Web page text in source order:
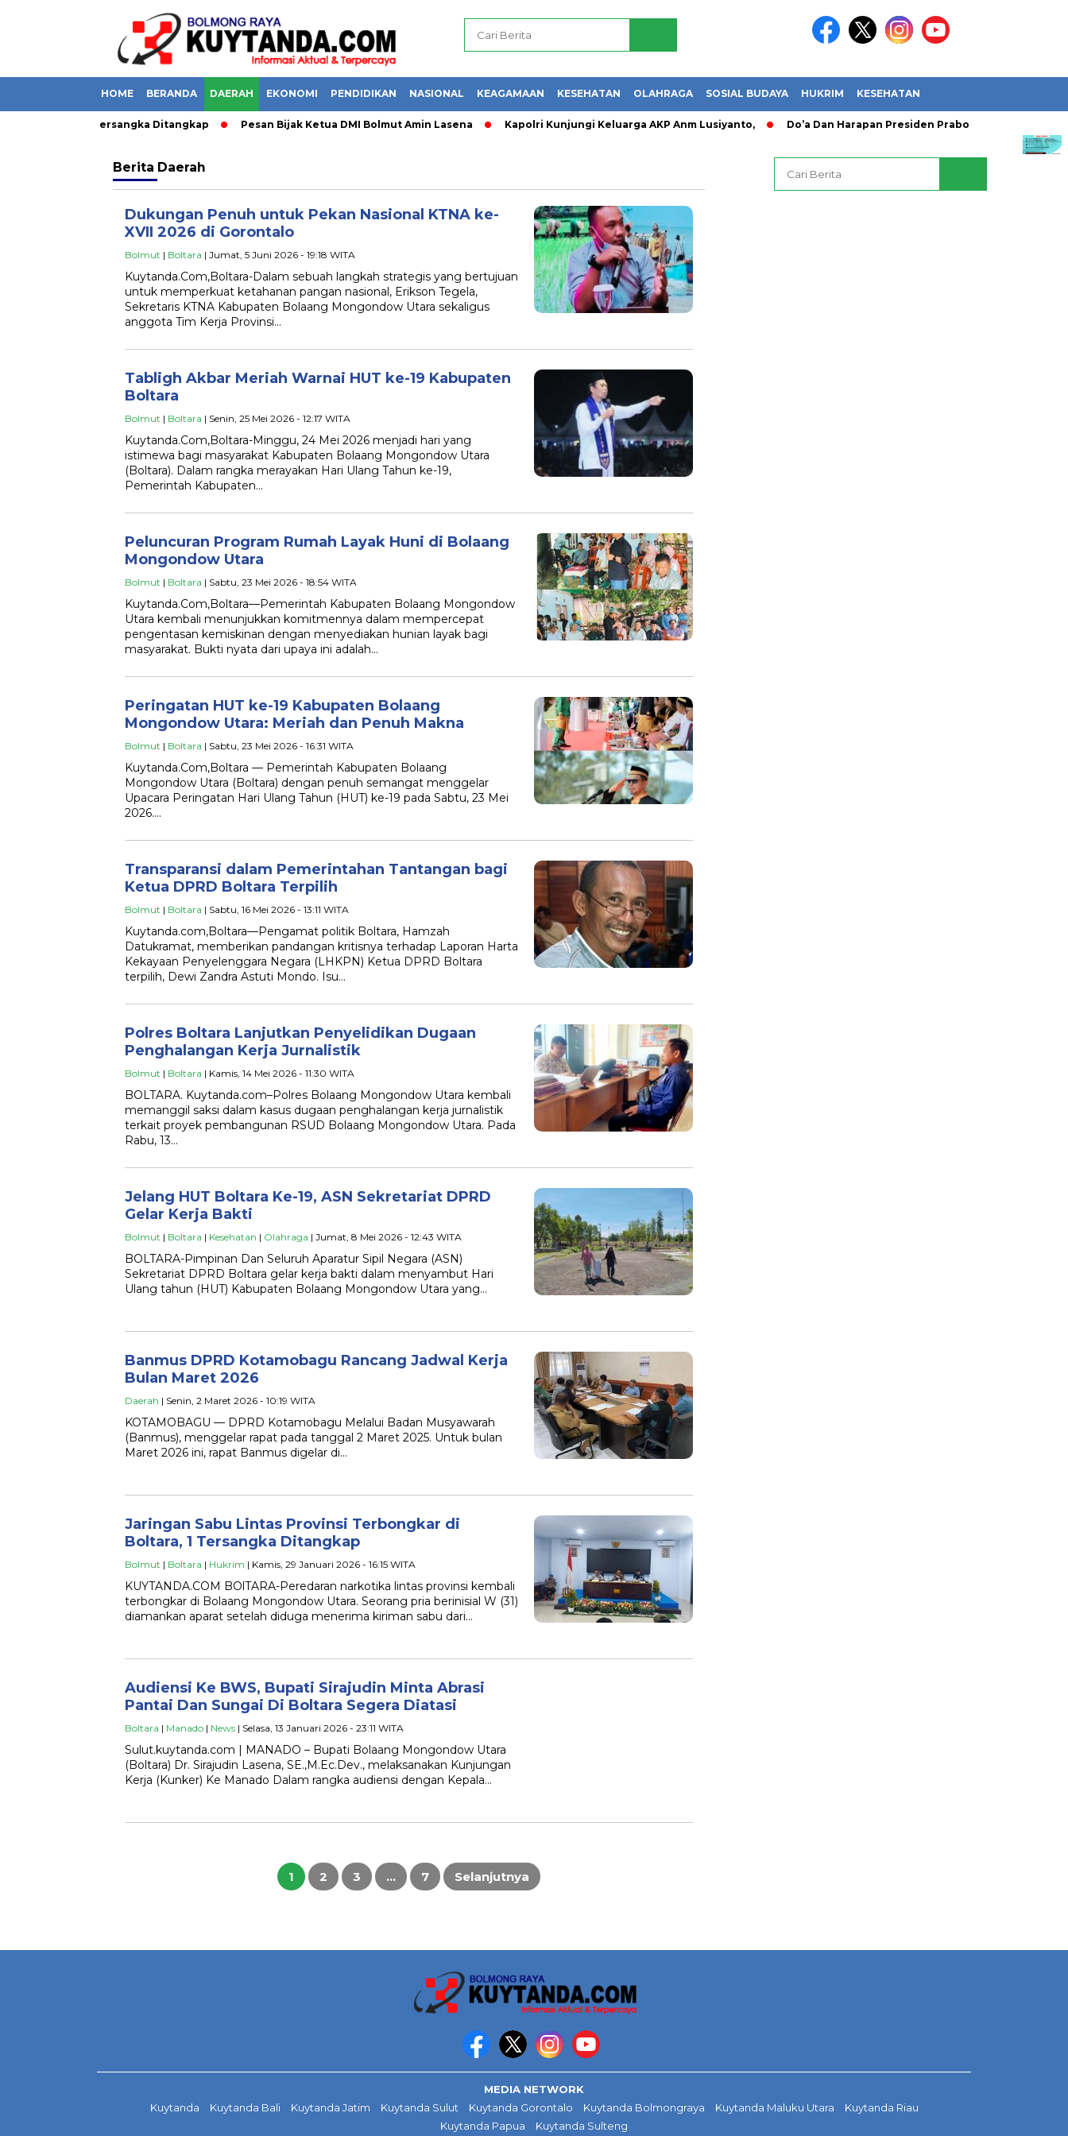
HOME BERANDA DAERAH EKONOMI PENDIDIKAN NASIONAL KEAGAMAAN KESEHATAN OLAHRAGA SOSIAL BUDAYA HUKRIM KESEHATAN
Boltara, 1 Tersangka Ditangkap Pesan Bijak Ketua DMI Bolmut Amin Lasena Kapolri Kunjungi Keluarga AKP Anm Lusiyanto, Do’a Dan Harapan Presiden Prabowo Usai Timnas
Berita Daerah
Dukungan Penuh untuk Pekan Nasional KTNA ke-
XVII 2026 di Gorontalo
Bolmut | Boltara | Jumat, 5 Juni 2026 - 19:18 WITA
Kuytanda.Com,Boltara-Dalam sebuah langkah strategis yang bertujuan
untuk memperkuat ketahanan pangan nasional, Erikson Tegela,
Sekretaris KTNA Kabupaten Bolaang Mongondow Utara sekaligus
anggota Tim Kerja Provinsi…
Tabligh Akbar Meriah Warnai HUT ke-19 Kabupaten
Boltara
Bolmut | Boltara | Senin, 25 Mei 2026 - 12:17 WITA
Kuytanda.Com,Boltara-Minggu, 24 Mei 2026 menjadi hari yang
istimewa bagi masyarakat Kabupaten Bolaang Mongondow Utara
(Boltara). Dalam rangka merayakan Hari Ulang Tahun ke-19,
Pemerintah Kabupaten…
Peluncuran Program Rumah Layak Huni di Bolaang
Mongondow Utara
Bolmut | Boltara | Sabtu, 23 Mei 2026 - 18:54 WITA
Kuytanda.Com,Boltara—Pemerintah Kabupaten Bolaang Mongondow
Utara kembali menunjukkan komitmennya dalam mempercepat
pengentasan kemiskinan dengan menyediakan hunian layak bagi
masyarakat. Bukti nyata dari upaya ini adalah…
Peringatan HUT ke-19 Kabupaten Bolaang
Mongondow Utara: Meriah dan Penuh Makna
Bolmut | Boltara | Sabtu, 23 Mei 2026 - 16:31 WITA
Kuytanda.Com,Boltara — Pemerintah Kabupaten Bolaang
Mongondow Utara (Boltara) dengan penuh semangat menggelar
Upacara Peringatan Hari Ulang Tahun (HUT) ke-19 pada Sabtu, 23 Mei
2026….
Transparansi dalam Pemerintahan Tantangan bagi
Ketua DPRD Boltara Terpilih
Bolmut | Boltara | Sabtu, 16 Mei 2026 - 13:11 WITA
Kuytanda.com,Boltara—Pengamat politik Boltara, Hamzah
Datukramat, memberikan pandangan kritisnya terhadap Laporan Harta
Kekayaan Penyelenggara Negara (LHKPN) Ketua DPRD Boltara
terpilih, Dewi Zandra Astuti Mondo. Isu…
Polres Boltara Lanjutkan Penyelidikan Dugaan
Penghalangan Kerja Jurnalistik
Bolmut | Boltara | Kamis, 14 Mei 2026 - 11:30 WITA
BOLTARA. Kuytanda.com–Polres Bolaang Mongondow Utara kembali
memanggil saksi dalam kasus dugaan penghalangan kerja jurnalistik
terkait proyek pembangunan RSUD Bolaang Mongondow Utara. Pada
Rabu, 13…
Jelang HUT Boltara Ke-19, ASN Sekretariat DPRD
Gelar Kerja Bakti
Bolmut | Boltara | Kesehatan | Olahraga | Jumat, 8 Mei 2026 - 12:43 WITA
BOLTARA-Pimpinan Dan Seluruh Aparatur Sipil Negara (ASN)
Sekretariat DPRD Boltara gelar kerja bakti dalam menyambut Hari
Ulang tahun (HUT) Kabupaten Bolaang Mongondow Utara yang…
Banmus DPRD Kotamobagu Rancang Jadwal Kerja
Bulan Maret 2026
Daerah | Senin, 2 Maret 2026 - 10:19 WITA
KOTAMOBAGU — DPRD Kotamobagu Melalui Badan Musyawarah
(Banmus), menggelar rapat pada tanggal 2 Maret 2025. Untuk bulan
Maret 2026 ini, rapat Banmus digelar di…
Jaringan Sabu Lintas Provinsi Terbongkar di
Boltara, 1 Tersangka Ditangkap
Bolmut | Boltara | Hukrim | Kamis, 29 Januari 2026 - 16:15 WITA
KUYTANDA.COM BOlTARA-Peredaran narkotika lintas provinsi kembali
terbongkar di Bolaang Mongondow Utara. Seorang pria berinisial W (31)
diamankan aparat setelah diduga menerima kiriman sabu dari…
Audiensi Ke BWS, Bupati Sirajudin Minta Abrasi
Pantai Dan Sungai Di Boltara Segera Diatasi
Boltara | Manado | News | Selasa, 13 Januari 2026 - 23:11 WITA
Sulut.kuytanda.com | MANADO – Bupati Bolaang Mongondow Utara
(Boltara) Dr. Sirajudin Lasena, SE.,M.Ec.Dev., melaksanakan Kunjungan
Kerja (Kunker) Ke Manado Dalam rangka audiensi dengan Kepala…
1 2 3 … 7 Selanjutnya
MEDIA NETWORK
Kuytanda
Kuytanda Bali Kuytanda Jatim Kuytanda Sulut Kuytanda Gorontalo Kuytanda Bolmongraya Kuytanda Maluku Utara
Kuytanda Riau
Kuytanda Papua
Kuytanda Sulteng